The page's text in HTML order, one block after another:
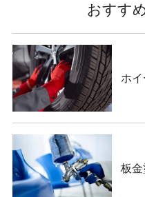
おすす
ホ
板